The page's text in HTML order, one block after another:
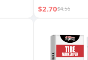
レス鋼用錆落とし
$2.70$4.56